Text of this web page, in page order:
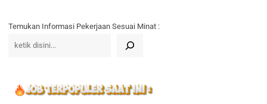
Temukan Informasi Pekerjaan Sesuai Minat :